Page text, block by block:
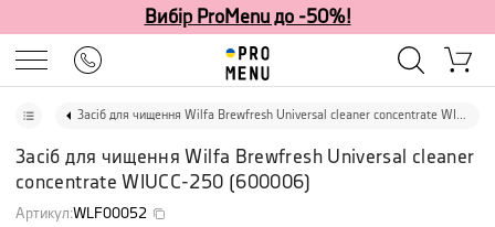
Вибір ProMenu до -50%!
Засіб для чищення Wilfa Brewfresh Universal cleaner concentrate WIUCC-250
Засіб для чищення Wilfa Brewfresh Universal cleaner
concentrate WIUCC-250 (600006)
Артикул:WLF00052